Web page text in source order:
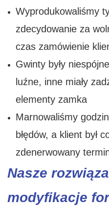
Wyprodukowaliśmy
zdecydowanie za
czas zamówienie
Gwinty były
luźne, inne miały
elementy zamka
Marnowaliśmy
błędów, a klient był
zdenerwowany
Nasze
modyfikacje